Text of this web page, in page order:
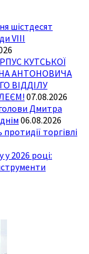
шістдесят
VIII
КУТСЬКОЇ
АНТОНОВИЧА
ВІДДІЛУ
07.08.2026
Дмитра
06.08.2026
торгівлі
у 2026 році: